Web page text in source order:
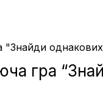
гра